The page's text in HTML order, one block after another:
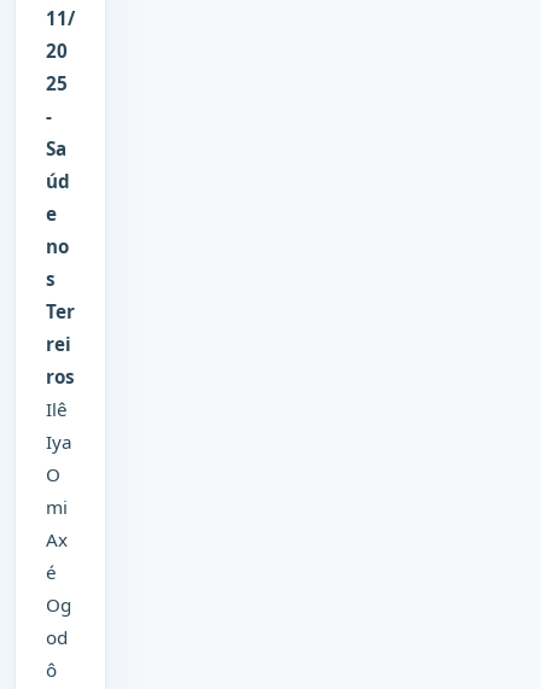
11/
20
25
-
Sa
úd
e
no
s
Ter
rei
ros
Ilê
Iya
O
mi
Ax
é
Og
od
ô